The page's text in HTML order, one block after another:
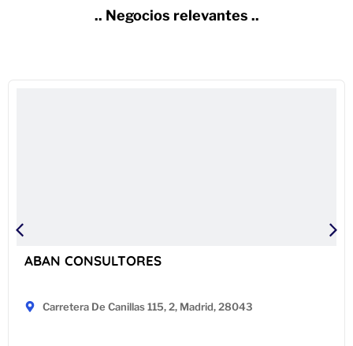
.. Negocios relevantes ..
ABAN CONSULTORES
Carretera De Canillas 115, 2, Madrid, 28043